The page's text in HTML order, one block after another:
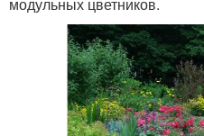
модульных цветников.